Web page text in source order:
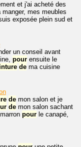
et j'ai acheté des
manger, mes meubles
exposée plein sud et
un conseil avant
pour ensuite le
de ma cuisine
de mon salon et je
de mon salon sachant
pour le canapé,